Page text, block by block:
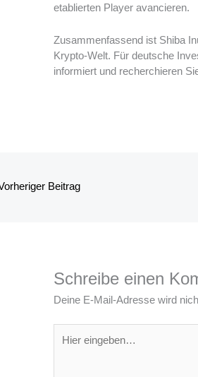
etablierten Player avancieren.
Zusammenfassend ist Shiba
Krypto-Welt. Für deutsche
informiert und recherchieren
Beitrag
Schreibe einen
Deine E-Mail-Adresse wird
eingeben…